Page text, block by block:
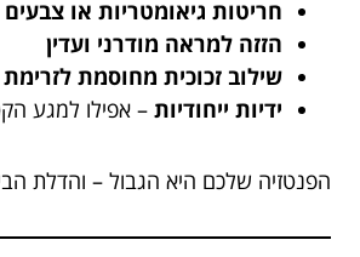
חריטות גיאומטריות או צבעים
הזזה למראה מודרני ועדין
שילוב זכוכית מחוסמת
ידיות ייחודיות – אפילו למגע
הפנטזיה שלכם היא הגבול – והדלת